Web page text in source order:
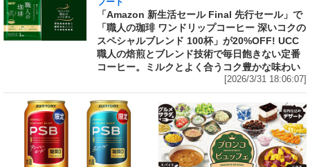
フード
「Amazon 新生活セール Final 先行セール」で
「職人の珈琲 ワンドリップコーヒー 深いコクの
スペシャルブレンド 100杯」が20%OFF! UCC
職人の焙煎とブレンド技術で毎日飽きない定番
コーヒー。ミルクとよく合うコク豊かな味わい
[2026/3/31 18:06:07]